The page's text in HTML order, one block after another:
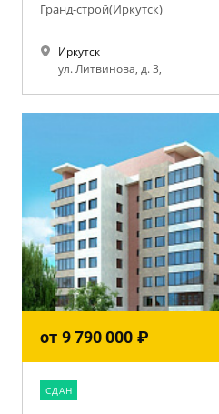
Гранд-строй(Иркутск)
Иркутск
ул. Литвинова, д. 3,
от 9 790 000 ₽
CДАН